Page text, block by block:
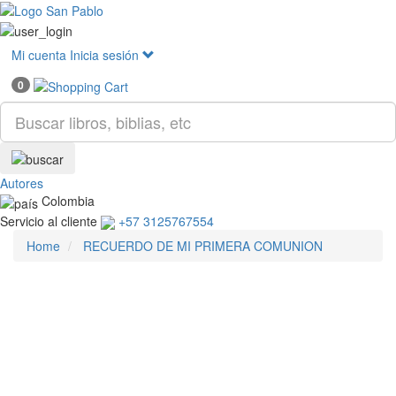
Mi cuenta Inicia sesión
0
Autores
Colombia
Servicio al cliente
+57 3125767554
Home
RECUERDO DE MI PRIMERA COMUNION